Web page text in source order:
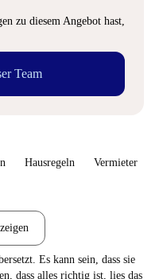
zu diesem Angebot hast,
Team
Hausregeln Vermieter
Es kann sein, dass sie
dass alles richtig ist, lies das